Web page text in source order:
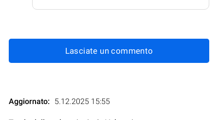
Lasciate un commento
Aggiornato: 5.12.2025 15:55